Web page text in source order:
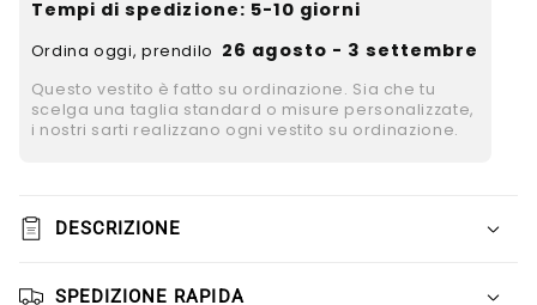
Tempi di spedizione: 5-10 giorni
Ordina oggi, prendilo 26 agosto - 3 settembre
Questo vestito è fatto su ordinazione. Sia che tu
scelga una taglia standard o misure personalizzate,
i nostri sarti realizzano ogni vestito su ordinazione.
DESCRIZIONE
SPEDIZIONE RAPIDA